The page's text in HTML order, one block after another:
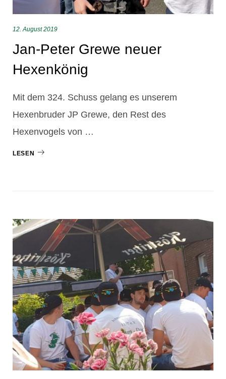
12. August 2019
Jan-Peter Grewe neuer
Hexenkönig
Mit dem 324. Schuss gelang es unserem
Hexenbruder JP Grewe, den Rest des
Hexenvogels von …
LESEN